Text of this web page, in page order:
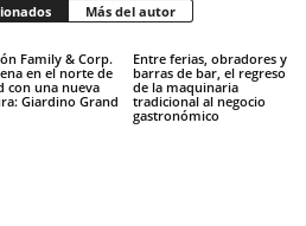
Más del autor
Family & Corp.
en el norte de
con una nueva
Giardino Grand
Entre ferias, obradores y
barras de bar, el regreso
de la maquinaria
tradicional al negocio
gastronómico